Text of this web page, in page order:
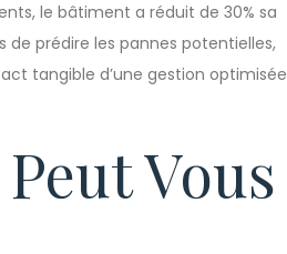
le bâtiment a réduit de 30% sa
prédire les pannes potentielles,
tangible d’une gestion optimisée
Vous